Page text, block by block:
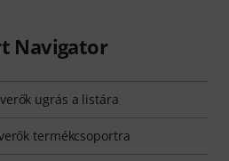
Navigator
ugrás a listára
termékcsoportra